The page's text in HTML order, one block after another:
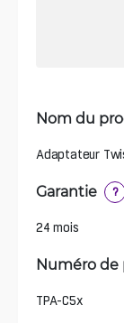
Nom du
Adaptateur
Garantie ?
24 mois
Numéro de
TPA-C5x